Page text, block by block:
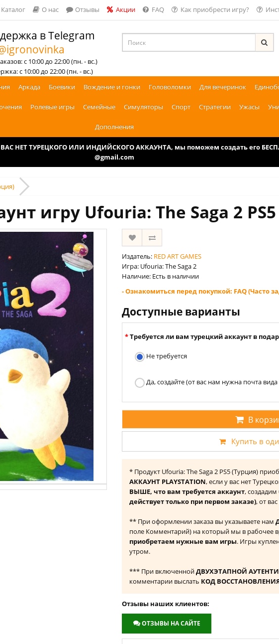
Каталог О нас Отзывы Акции FAQ Как приобрести игру?
в Telegram
с 10:00 до 22:00 (пн. - вс.)
с 10:00 до 22:00 (пн. - вс.)
Аркада Боевики Вождение и гонки Головоломки Для вечеринок
Ролевые игры Семейные Симуляторы Спорт Стратегии Ужасы
Дополнения
НЕТ ТУРЕЦКОГО ИЛИ ИНДИЙСКОГО АККАУНТА, мы поможем создать его
@gmail.com
игру Ufouria: The Saga 2
Издатель: RED ART GAMES
Игра: Ufouria: The Saga 2
Наличие: Есть в наличии
- Ознакомиться перед покупкой: FAQ (Часто
Доступные варианты
Требуется ли вам турецкий аккаунт в
Не требуется
Да, создайте (от вас нам нужна почта
В
Купить в
* Продукт Ufouria: The Saga 2 PS5 (Турция)
АККАУНТ PLAYSTATION, если у вас нет
ВЫШЕ, что вам требуется аккаунт,
действует только при первом заказе), от
** При оформлении заказа вы указываете нам
поле Комментарий) на который мы в рабочее
приобретаем нужные вам игры. Игры
утром.
*** При включеннойДВУХЭТАПНОЙ
комментарии выслать КОД
Отзывы наших клиентов:
ОТЗЫВЫ НА САЙТЕ